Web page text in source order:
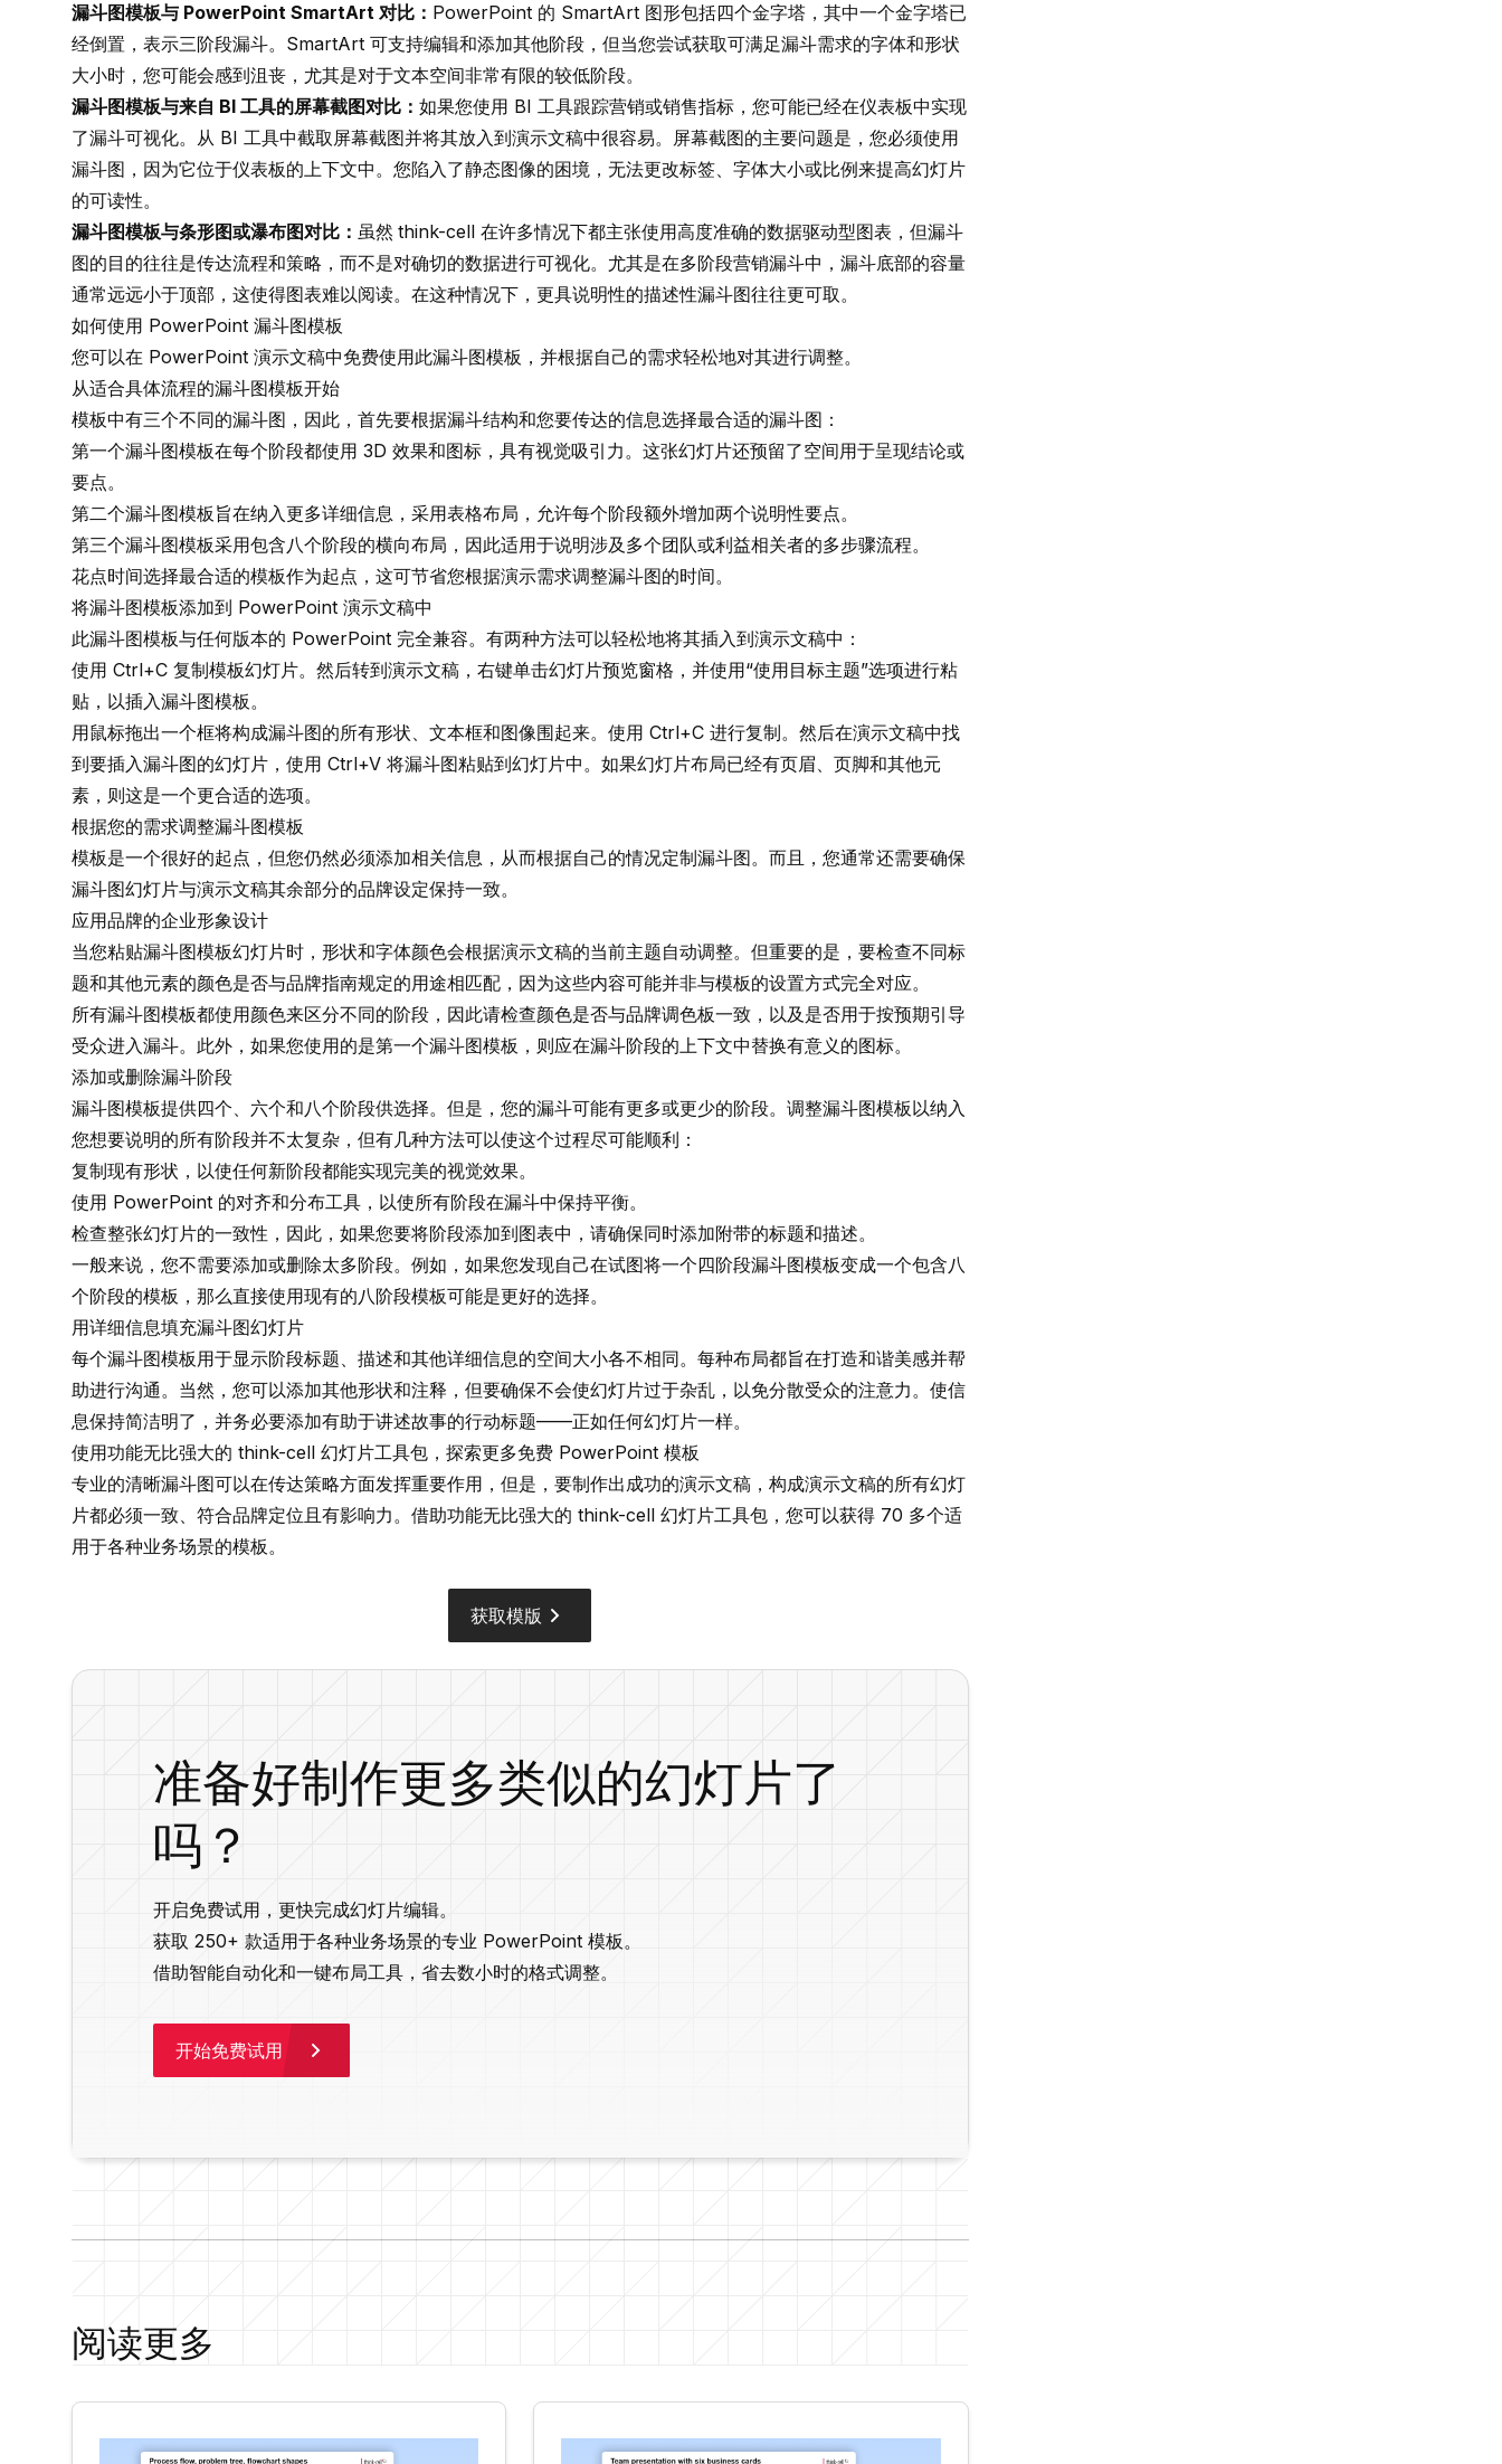
漏斗图模板与 PowerPoint SmartArt 对比： PowerPoint 的 SmartArt 图形包括四个金字塔，其中一个金字塔已
经倒置，表示三阶段漏斗。SmartArt 可支持编辑和添加其他阶段，但当您尝试获取可满足漏斗需求的字体和形状
大小时，您可能会感到沮丧，尤其是对于文本空间非常有限的较低阶段。
漏斗图模板与来自 BI 工具的屏幕截图对比： 如果您使用 BI 工具跟踪营销或销售指标，您可能已经在仪表板中实现
了漏斗可视化。从 BI 工具中截取屏幕截图并将其放入到演示文稿中很容易。屏幕截图的主要问题是，您必须使用
漏斗图，因为它位于仪表板的上下文中。您陷入了静态图像的困境，无法更改标签、字体大小或比例来提高幻灯片
的可读性。
漏斗图模板与条形图或瀑布图对比： 虽然 think-cell 在许多情况下都主张使用高度准确的数据驱动型图表，但漏斗
图的目的往往是传达流程和策略，而不是对确切的数据进行可视化。尤其是在多阶段营销漏斗中，漏斗底部的容量
通常远远小于顶部，这使得图表难以阅读。在这种情况下，更具说明性的描述性漏斗图往往更可取。
如何使用 PowerPoint 漏斗图模板
您可以在 PowerPoint 演示文稿中免费使用此漏斗图模板，并根据自己的需求轻松地对其进行调整。
从适合具体流程的漏斗图模板开始
模板中有三个不同的漏斗图，因此，首先要根据漏斗结构和您要传达的信息选择最合适的漏斗图：
第一个漏斗图模板在每个阶段都使用 3D 效果和图标，具有视觉吸引力。这张幻灯片还预留了空间用于呈现结论或
要点。
第二个漏斗图模板旨在纳入更多详细信息，采用表格布局，允许每个阶段额外增加两个说明性要点。
第三个漏斗图模板采用包含八个阶段的横向布局，因此适用于说明涉及多个团队或利益相关者的多步骤流程。
花点时间选择最合适的模板作为起点，这可节省您根据演示需求调整漏斗图的时间。
将漏斗图模板添加到 PowerPoint 演示文稿中
此漏斗图模板与任何版本的 PowerPoint 完全兼容。有两种方法可以轻松地将其插入到演示文稿中：
使用 Ctrl+C 复制模板幻灯片。然后转到演示文稿，右键单击幻灯片预览窗格，并使用“使用目标主题”选项进行粘
贴，以插入漏斗图模板。
用鼠标拖出一个框将构成漏斗图的所有形状、文本框和图像围起来。使用 Ctrl+C 进行复制。然后在演示文稿中找
到要插入漏斗图的幻灯片，使用 Ctrl+V 将漏斗图粘贴到幻灯片中。如果幻灯片布局已经有页眉、页脚和其他元
素，则这是一个更合适的选项。
根据您的需求调整漏斗图模板
模板是一个很好的起点，但您仍然必须添加相关信息，从而根据自己的情况定制漏斗图。而且，您通常还需要确保
漏斗图幻灯片与演示文稿其余部分的品牌设定保持一致。
应用品牌的企业形象设计
当您粘贴漏斗图模板幻灯片时，形状和字体颜色会根据演示文稿的当前主题自动调整。但重要的是，要检查不同标
题和其他元素的颜色是否与品牌指南规定的用途相匹配，因为这些内容可能并非与模板的设置方式完全对应。
所有漏斗图模板都使用颜色来区分不同的阶段，因此请检查颜色是否与品牌调色板一致，以及是否用于按预期引导
受众进入漏斗。此外，如果您使用的是第一个漏斗图模板，则应在漏斗阶段的上下文中替换有意义的图标。
添加或删除漏斗阶段
漏斗图模板提供四个、六个和八个阶段供选择。但是，您的漏斗可能有更多或更少的阶段。调整漏斗图模板以纳入
您想要说明的所有阶段并不太复杂，但有几种方法可以使这个过程尽可能顺利：
复制现有形状，以使任何新阶段都能实现完美的视觉效果。
使用 PowerPoint 的对齐和分布工具，以使所有阶段在漏斗中保持平衡。
检查整张幻灯片的一致性，因此，如果您要将阶段添加到图表中，请确保同时添加附带的标题和描述。
一般来说，您不需要添加或删除太多阶段。例如，如果您发现自己在试图将一个四阶段漏斗图模板变成一个包含八
个阶段的模板，那么直接使用现有的八阶段模板可能是更好的选择。
用详细信息填充漏斗图幻灯片
每个漏斗图模板用于显示阶段标题、描述和其他详细信息的空间大小各不相同。每种布局都旨在打造和谐美感并帮
助进行沟通。当然，您可以添加其他形状和注释，但要确保不会使幻灯片过于杂乱，以免分散受众的注意力。使信
息保持简洁明了，并务必要添加有助于讲述故事的行动标题——正如任何幻灯片一样。
使用功能无比强大的 think-cell 幻灯片工具包，探索更多免费 PowerPoint 模板
专业的清晰漏斗图可以在传达策略方面发挥重要作用，但是，要制作出成功的演示文稿，构成演示文稿的所有幻灯
片都必须一致、符合品牌定位且有影响力。借助功能无比强大的 think-cell 幻灯片工具包，您可以获得 70 多个适
用于各种业务场景的模板。
获取模版
准备好制作更多类似的幻灯片了
吗？
开启免费试用，更快完成幻灯片编辑。
获取 250+ 款适用于各种业务场景的专业 PowerPoint 模板。
借助智能自动化和一键布局工具，省去数小时的格式调整。
开始免费试用
阅读更多